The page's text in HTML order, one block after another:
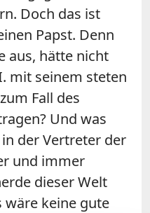
Doch das ist
Papst. Denn
aus, hätte nicht
mit seinem steten
Fall des
Und was
der Vertreter der
und immer
dieser Welt
wäre keine gute